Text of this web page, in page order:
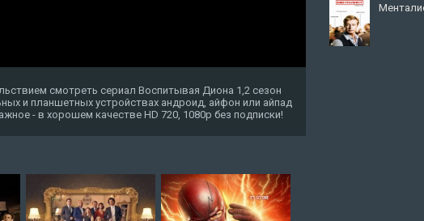
смотреть сериал Воспитывая Диона 1,2 сезон
и планшетных устройствах андроид, айфон или айпад
- в хорошем качестве HD 720, 1080p без подписки!